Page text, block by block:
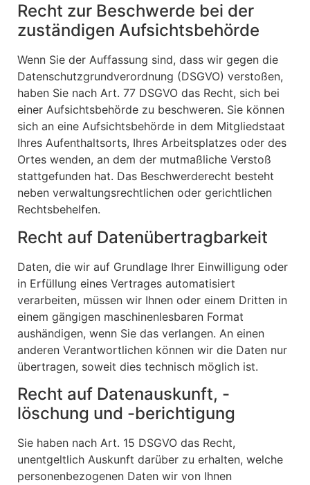
Recht zur Beschwerde bei der
zuständigen Aufsichtsbehörde
Wenn Sie der Auffassung sind, dass wir gegen die
Datenschutzgrundverordnung (DSGVO) verstoßen,
haben Sie nach Art. 77 DSGVO das Recht, sich bei
einer Aufsichtsbehörde zu beschweren. Sie können
sich an eine Aufsichtsbehörde in dem Mitgliedstaat
Ihres Aufenthaltsorts, Ihres Arbeitsplatzes oder des
Ortes wenden, an dem der mutmaßliche Verstoß
stattgefunden hat. Das Beschwerderecht besteht
neben verwaltungsrechtlichen oder gerichtlichen
Rechtsbehelfen.
Recht auf Datenübertragbarkeit
Daten, die wir auf Grundlage Ihrer Einwilligung oder
in Erfüllung eines Vertrages automatisiert
verarbeiten, müssen wir Ihnen oder einem Dritten in
einem gängigen maschinenlesbaren Format
aushändigen, wenn Sie das verlangen. An einen
anderen Verantwortlichen können wir die Daten nur
übertragen, soweit dies technisch möglich ist.
Recht auf Datenauskunft, -
löschung und -berichtigung
Sie haben nach Art. 15 DSGVO das Recht,
unentgeltlich Auskunft darüber zu erhalten, welche
personenbezogenen Daten wir von Ihnen